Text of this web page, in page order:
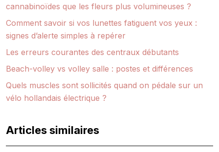
cannabinoïdes que les fleurs plus volumineuses ?
Comment savoir si vos lunettes fatiguent vos yeux :
signes d’alerte simples à repérer
Les erreurs courantes des centraux débutants
Beach-volley vs volley salle : postes et différences
Quels muscles sont sollicités quand on pédale sur un
vélo hollandais électrique ?
Articles similaires